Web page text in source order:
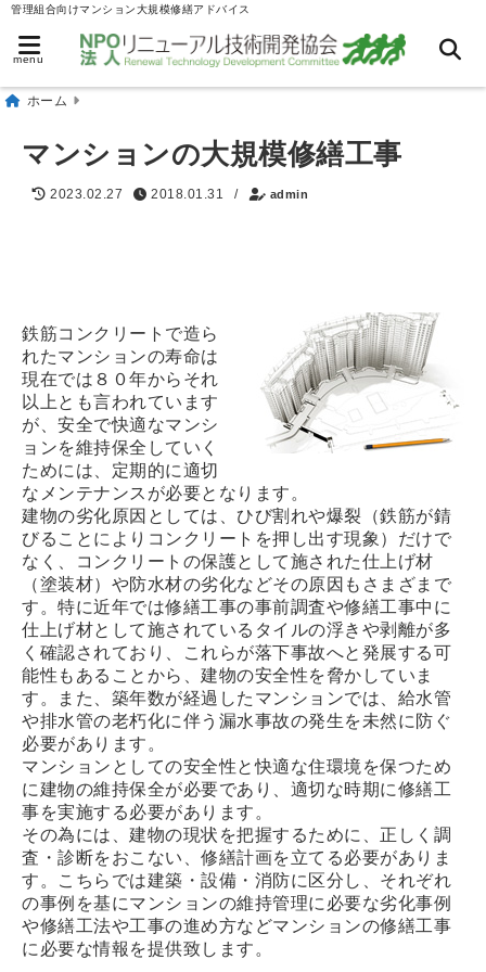
管理組合向けマンション大規模修繕アドバイス
menu
ホーム
マンションの大規模修繕工事
2023.02.27 2018.01.31 / admin
鉄筋コンクリートで造ら
れたマンションの寿命は
現在では８０年からそれ
以上とも言われています
が、安全で快適なマンシ
ョンを維持保全していく
ためには、定期的に適切
なメンテナンスが必要となります。
建物の劣化原因としては、ひび割れや爆裂（鉄筋が錆
びることによりコンクリートを押し出す現象）だけで
なく、コンクリートの保護として施された仕上げ材
（塗装材）や防水材の劣化などその原因もさまざまで
す。特に近年では修繕工事の事前調査や修繕工事中に
仕上げ材として施されているタイルの浮きや剥離が多
く確認されており、これらが落下事故へと発展する可
能性もあることから、建物の安全性を脅かしていま
す。また、築年数が経過したマンションでは、給水管
や排水管の老朽化に伴う漏水事故の発生を未然に防ぐ
必要があります。
マンションとしての安全性と快適な住環境を保つため
に建物の維持保全が必要であり、適切な時期に修繕工
事を実施する必要があります。
その為には、建物の現状を把握するために、正しく調
査・診断をおこない、修繕計画を立てる必要がありま
す。こちらでは建築・設備・消防に区分し、それぞれ
の事例を基にマンションの維持管理に必要な劣化事例
や修繕工法や工事の進め方などマンションの修繕工事
に必要な情報を提供致します。